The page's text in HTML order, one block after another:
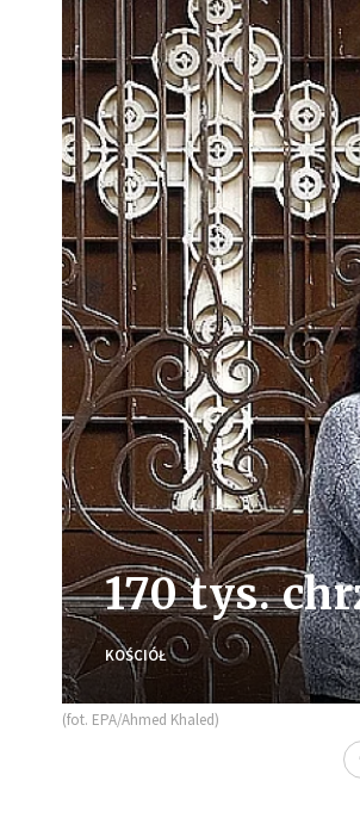
170 tys.
KOŚCIÓŁ
(fot. EPA/Ahmed Khaled)